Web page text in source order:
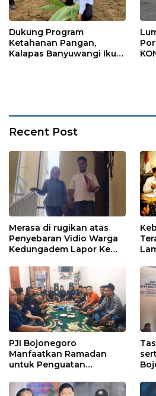
Dukung Program
Ketahanan Pangan,
Kalapas Banyuwangi Ikuti
Recent Post
Merasa di rugikan atas
Penyebaran Vidio Warga
Kedungadem Lapor Ke
PJI Bojonegoro
Manfaatkan Ramadan
untuk Penguatan
Kebersamaan